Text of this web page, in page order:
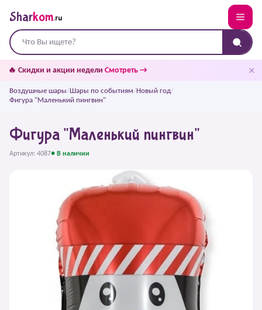
Sharkom.ru
🔥 Скидки и акции недели Смотреть → ✕
Воздушные шары/Шары по событиям/Новый год/
Фигура "Маленький пингвин"
Фигура "Маленький пингвин"
Артикул: 4087● В наличии